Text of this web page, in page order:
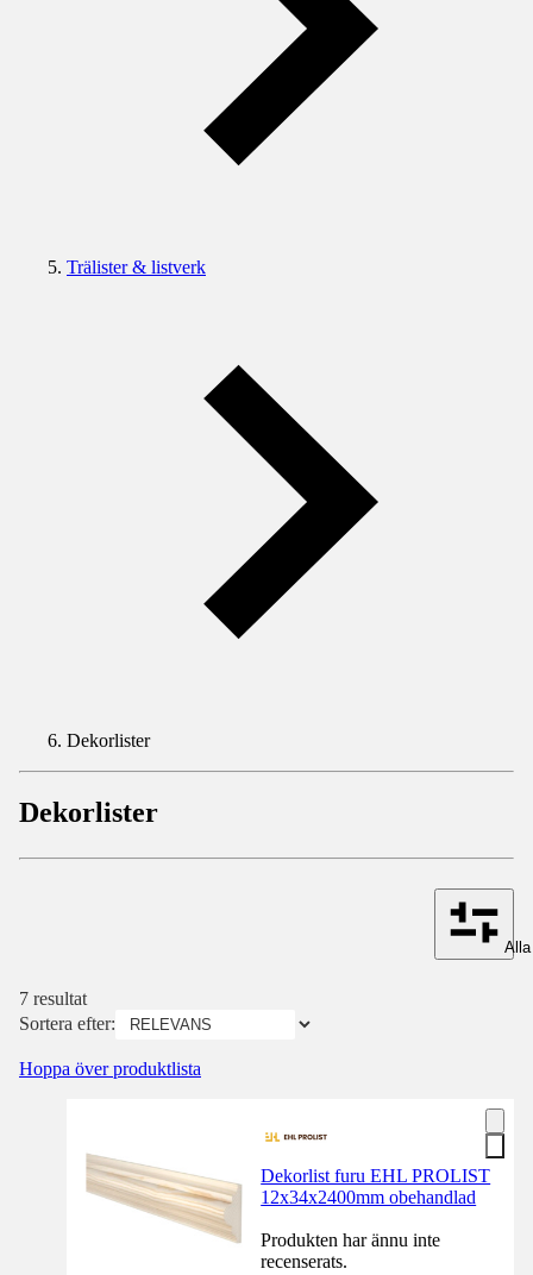
Trälister & listverk
Dekorlister
Dekorlister
7 resultat
Sortera efter:
Hoppa över produktlista
Dekorlist furu EHL PROLIST
12x34x2400mm obehandlad
Produkten har ännu inte
recenserats.